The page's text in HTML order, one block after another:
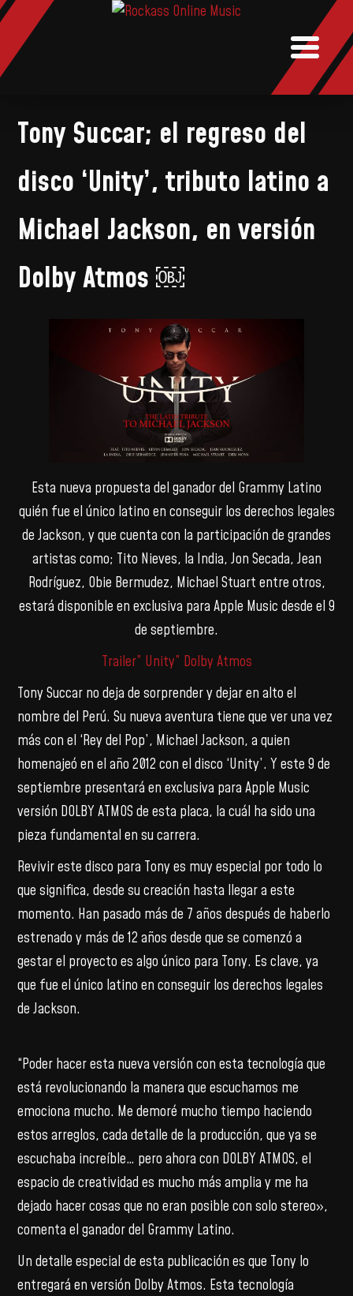
MUSIC
Tony Succar; el regreso del
disco ‘Unity’, tributo latino a
Michael Jackson, en versión
Dolby Atmos ￼
Esta nueva propuesta del ganador del Grammy Latino
quién fue el único latino en conseguir los derechos legales
de Jackson, y que cuenta con la participación de grandes
artistas como; Tito Nieves, la India, Jon Secada, Jean
Rodríguez, Obie Bermudez, Michael Stuart entre otros,
estará disponible en exclusiva para Apple Music desde el 9
de septiembre.
Trailer” Unity” Dolby Atmos
Tony Succar no deja de sorprender y dejar en alto el
nombre del Perú. Su nueva aventura tiene que ver una vez
más con el ‘Rey del Pop’, Michael Jackson, a quien
homenajeó en el año 2012 con el disco ‘Unity’. Y este 9 de
septiembre presentará en exclusiva para Apple Music
versión DOLBY ATMOS de esta placa, la cuál ha sido una
pieza fundamental en su carrera.
Revivir este disco para Tony es muy especial por todo lo
que significa, desde su creación hasta llegar a este
momento. Han pasado más de 7 años después de haberlo
estrenado y más de 12 años desde que se comenzó a
gestar el proyecto es algo único para Tony. Es clave, ya
que fue el único latino en conseguir los derechos legales
de Jackson.
“Poder hacer esta nueva versión con esta tecnología que
está revolucionando la manera que escuchamos me
emociona mucho. Me demoré mucho tiempo haciendo
estos arreglos, cada detalle de la producción, que ya se
escuchaba increíble… pero ahora con DOLBY ATMOS, el
espacio de creatividad es mucho más amplia y me ha
dejado hacer cosas que no eran posible con solo stereo»,
comenta el ganador del Grammy Latino.
Un detalle especial de esta publicación es que Tony lo
entregará en versión Dolby Atmos. Esta tecnología